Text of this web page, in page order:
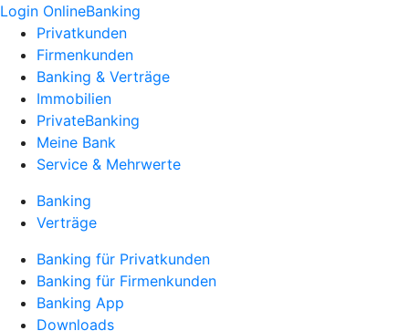
Login OnlineBanking
Privatkunden
Firmenkunden
Banking & Verträge
Immobilien
PrivateBanking
Meine Bank
Service & Mehrwerte
Banking
Verträge
Banking für Privatkunden
Banking für Firmenkunden
Banking App
Downloads